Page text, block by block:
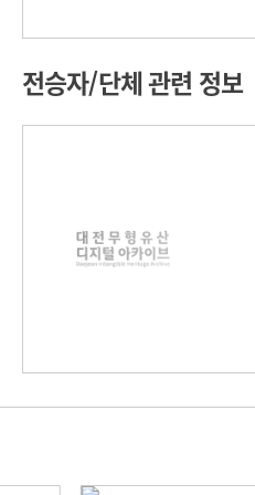
전승자/단체 관련 정보